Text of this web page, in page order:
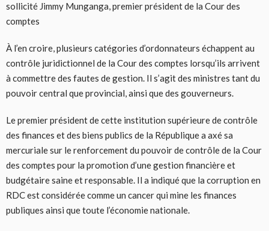
sollicité Jimmy Munganga, premier président de la Cour des
comptes
À l’en croire, plusieurs catégories d’ordonnateurs échappent au
contrôle juridictionnel de la Cour des comptes lorsqu’ils arrivent
à commettre des fautes de gestion. Il s’agit des ministres tant du
pouvoir central que provincial, ainsi que des gouverneurs.
Le premier président de cette institution supérieure de contrôle
des finances et des biens publics de la République a axé sa
mercuriale sur le renforcement du pouvoir de contrôle de la Cour
des comptes pour la promotion d’une gestion financière et
budgétaire saine et responsable. Il a indiqué que la corruption en
RDC est considérée comme un cancer qui mine les finances
publiques ainsi que toute l’économie nationale.